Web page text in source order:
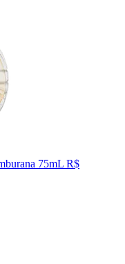
75mL R$